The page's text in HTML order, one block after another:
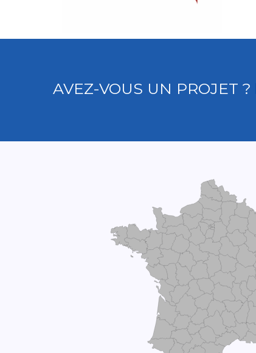
AVEZ-VOUS UN PROJET ?